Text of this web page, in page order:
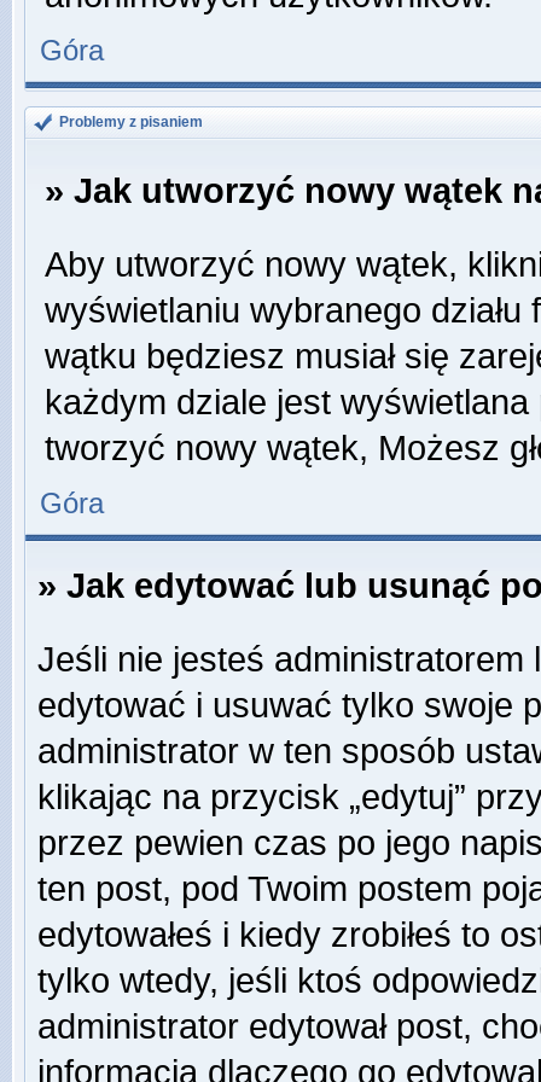
Góra
Problemy z pisaniem
» Jak utworzyć nowy wątek
Aby utworzyć nowy wątek,
wyświetlaniu wybranego
wątku będziesz musiał się
każdym dziale jest
tworzyć nowy wątek, Możesz
Góra
» Jak edytować lub usunąć
Jeśli nie jesteś
edytować i usuwać tylko swoje
administrator w ten sposób
klikając na przycisk „edytuj”
przez pewien czas po jego
ten post, pod Twoim postem
edytowałeś i kiedy zrobiłeś to
tylko wtedy, jeśli ktoś
administrator edytował post,
informacją dlaczego go